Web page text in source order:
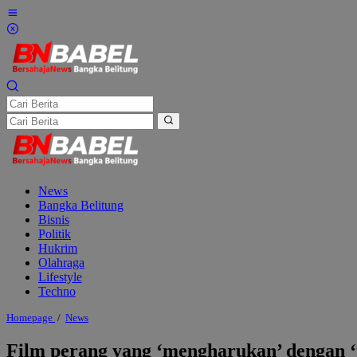
Lewati
ke
konten
News
Bangka Belitung
Bisnis
Politik
Hukrim
Olahraga
Lifestyle
Techno
Homepage / NewsFilm
Film perang yang ‘mengharukan’